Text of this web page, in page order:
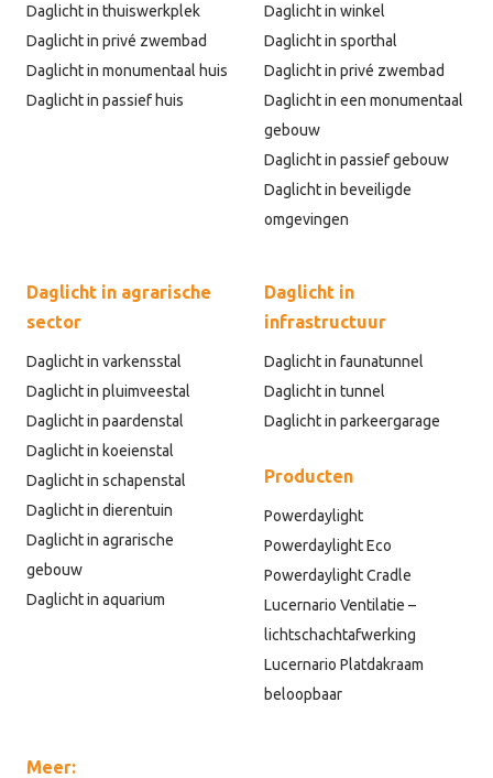
Daglicht in thuiswerkplek
Daglicht in privé zwembad
Daglicht in monumentaal huis
Daglicht in passief huis
Daglicht in winkel
Daglicht in sporthal
Daglicht in privé zwembad
Daglicht in een monumentaal
gebouw
Daglicht in passief gebouw
Daglicht in beveiligde
omgevingen
Daglicht in agrarische
sector
Daglicht in varkensstal
Daglicht in pluimveestal
Daglicht in paardenstal
Daglicht in koeienstal
Daglicht in schapenstal
Daglicht in dierentuin
Daglicht in agrarische
gebouw
Daglicht in aquarium
Daglicht in
infrastructuur
Daglicht in faunatunnel
Daglicht in tunnel
Daglicht in parkeergarage
Producten
Powerdaylight
Powerdaylight Eco
Powerdaylight Cradle
Lucernario Ventilatie –
lichtschachtafwerking
Lucernario Platdakraam
beloopbaar
Meer: